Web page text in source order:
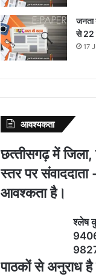
से 22
17
आवश्‍यकता
छत्‍तीसगढ़ में
स्‍तर पर
आवश्‍कता है।
श्‍लेष
पाठकों से अनुराध